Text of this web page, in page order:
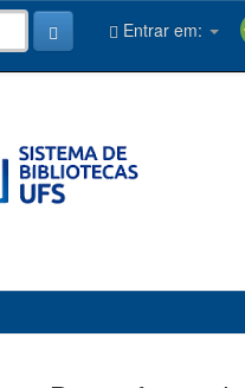
Entrar em: